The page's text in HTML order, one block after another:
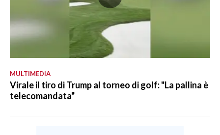
MULTIMEDIA
Virale il tiro di Trump al torneo di golf: "La pallina è
telecomandata"